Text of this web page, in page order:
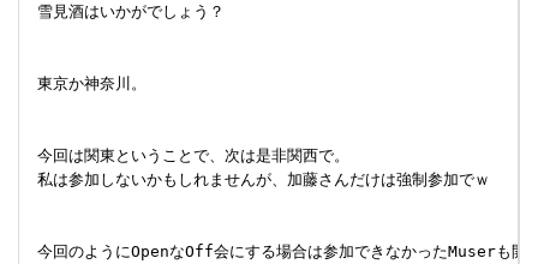
雪見酒はいかがでしょう？
東京か神奈川。
今回は関東ということで、次は是非関西で。
私は参加しないかもしれませんが、加藤さんだけは強制参加でｗ
今回のようにOpenなOff会にする場合は参加できなかったMuserも開